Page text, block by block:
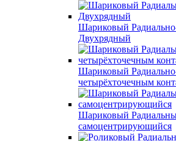
Шариковый
Двухрядный
Шариковый
четырёхточечным
Шариковый
самоцентрирующийся